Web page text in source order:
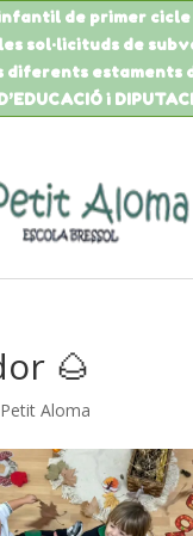
de primer
sol·licituds de
diferents estaments
i
🌰
Petit Aloma